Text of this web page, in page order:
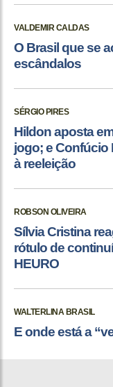
VALDEMIR CALDAS
O Brasil que se
escândalos
SÉRGIO PIRES
Hildon aposta
jogo; e Confúcio
à reeleição
ROBSON OLIVEIRA
Sílvia Cristina
rótulo de
HEURO
WALTERLINA BRASIL
E onde está a